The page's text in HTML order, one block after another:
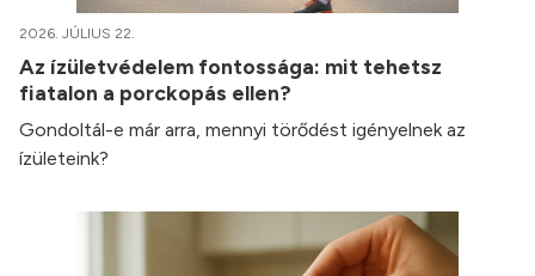
2026. JÚLIUS 22.
Az ízületvédelem fontossága: mit tehetsz
fiatalon a porckopás ellen?
Gondoltál-e már arra, mennyi törődést igényelnek az
ízületeink?